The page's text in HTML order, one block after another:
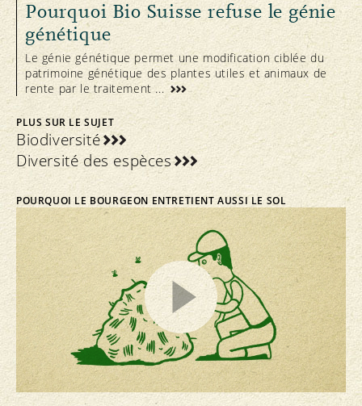
Pourquoi Bio Suisse refuse le génie
génétique
Le génie génétique permet une modification ciblée du
patrimoine génétique des plantes utiles et animaux de
rente par le traitement ...
PLUS SUR LE SUJET
Biodiversité
Diversité des espèces
POURQUOI LE BOURGEON ENTRETIENT AUSSI LE SOL